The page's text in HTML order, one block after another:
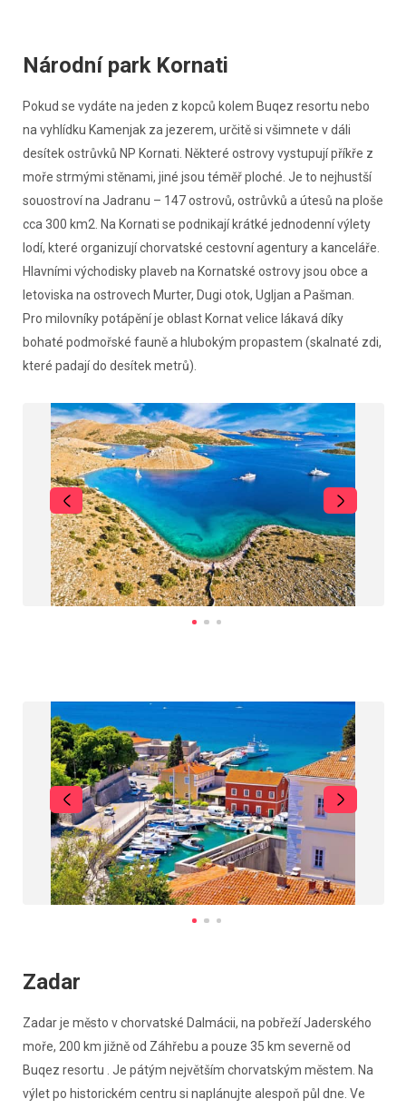
Národní park Kornati
Pokud se vydáte na jeden z kopců kolem Buqez resortu nebo
na vyhlídku Kamenjak za jezerem, určitě si všimnete v dáli
desítek ostrůvků NP Kornati. Některé ostrovy vystupují příkře z
moře strmými stěnami, jiné jsou téměř ploché. Je to nejhustší
souostroví na Jadranu – 147 ostrovů, ostrůvků a útesů na ploše
cca 300 km2. Na Kornati se podnikají krátké jednodenní výlety
lodí, které organizují chorvatské cestovní agentury a kanceláře.
Hlavními východisky plaveb na Kornatské ostrovy jsou obce a
letoviska na ostrovech Murter, Dugi otok, Ugljan a Pašman.
Pro milovníky potápění je oblast Kornat velice lákavá díky
bohaté podmořské fauně a hlubokým propastem (skalnaté zdi,
které padají do desítek metrů).
Zadar
Zadar je město v chorvatské Dalmácii, na pobřeží Jaderského
moře, 200 km jižně od Záhřebu a pouze 35 km severně od
Buqez resortu . Je pátým největším chorvatským městem. Na
výlet po historickém centru si naplánujte alespoň půl dne. Ve